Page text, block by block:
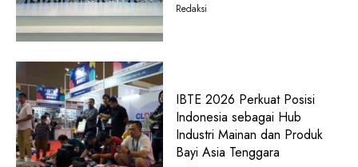
Redaksi
IBTE 2026 Perkuat Posisi
Indonesia sebagai Hub
Industri Mainan dan Produk
Bayi Asia Tenggara